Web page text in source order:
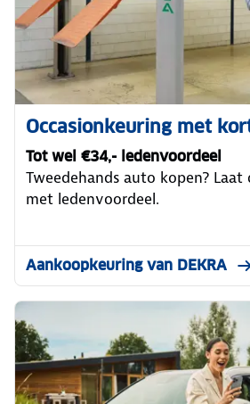
Occasionkeuring met
Tot wel €34,- ledenvoordeel
Tweedehands auto kopen?
met ledenvoordeel.
Aankoopkeuring van DEKRA